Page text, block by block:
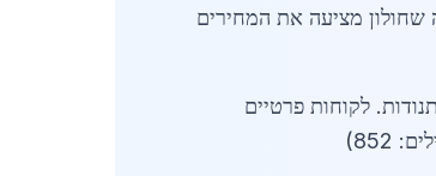
שחולון מציעה את המחירים
לקוחות פרטיים